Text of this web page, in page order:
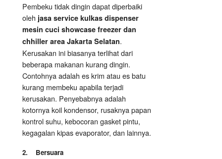
Pembeku tidak dingin dapat diperbaiki
oleh jasa service kulkas dispenser
mesin cuci showcase freezer dan
chhiller area Jakarta Selatan.
Kerusakan ini biasanya terlihat dari
beberapa makanan kurang dingin.
Contohnya adalah es krim atau es batu
kurang membeku apabila terjadi
kerusakan. Penyebabnya adalah
kotornya koil kondensor, rusaknya papan
kontrol suhu, kebocoran gasket pintu,
kegagalan kipas evaporator, dan lainnya.
2. Bersuara